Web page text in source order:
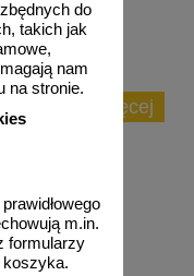
do
takich jak
nam
na stronie.
m.in.
formularzy
koszyka.
zobacz więcej